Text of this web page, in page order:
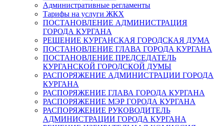
Административные регламенты
Тарифы на услуги ЖКХ
ПОСТАНОВЛЕНИЕ АДМИНИСТРАЦИЯ
ГОРОДА КУРГАНА
РЕШЕНИЕ КУРГАНСКАЯ ГОРОДСКАЯ ДУМА
ПОСТАНОВЛЕНИЕ ГЛАВА ГОРОДА КУРГАНА
ПОСТАНОВЛЕНИЕ ПРЕДСЕДАТЕЛЬ
КУРГАНСКОЙ ГОРОДСКОЙ ДУМЫ
РАСПОРЯЖЕНИЕ АДМИНИСТРАЦИИ ГОРОДА
КУРГАНА
РАСПОРЯЖЕНИЕ ГЛАВА ГОРОДА КУРГАНА
РАСПОРЯЖЕНИЕ МЭР ГОРОДА КУРГАНА
РАСПОРЯЖЕНИЕ РУКОВОДИТЕЛЬ
АДМИНИСТРАЦИИ ГОРОДА КУРГАНА